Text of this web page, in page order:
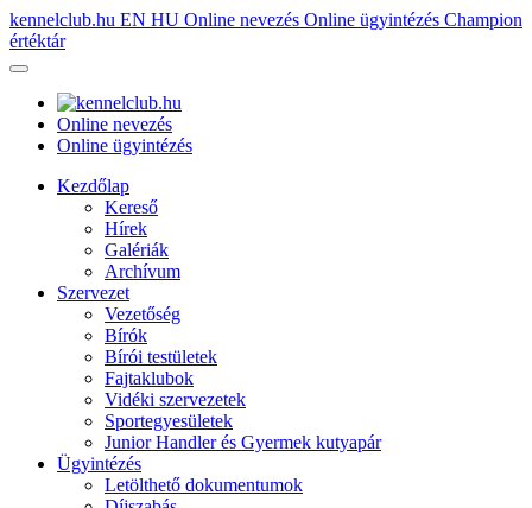
kennelclub.hu EN HU Online nevezés Online ügyintézés Champion
értéktár
Online nevezés
Online ügyintézés
Kezdőlap
Kereső
Hírek
Galériák
Archívum
Szervezet
Vezetőség
Bírók
Bírói testületek
Fajtaklubok
Vidéki szervezetek
Sportegyesületek
Junior Handler és Gyermek kutyapár
Ügyintézés
Letölthető dokumentumok